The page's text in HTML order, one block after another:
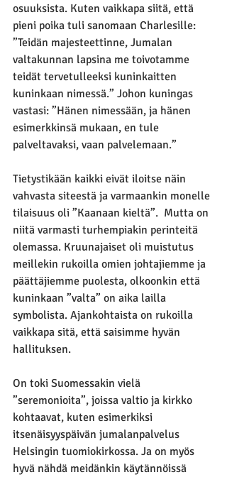
osuuksista. Kuten vaikkapa siitä, että
pieni poika tuli sanomaan Charlesille:
”Teidän majesteettinne, Jumalan
valtakunnan lapsina me toivotamme
teidät tervetulleeksi kuninkaitten
kuninkaan nimessä.” Johon kuningas
vastasi: ”Hänen nimessään, ja hänen
esimerkkinsä mukaan, en tule
palveltavaksi, vaan palvelemaan.”
Tietystikään kaikki eivät iloitse näin
vahvasta siteestä ja varmaankin monelle
tilaisuus oli ”Kaanaan kieltä”.  Mutta on
niitä varmasti turhempiakin perinteitä
olemassa. Kruunajaiset oli muistutus
meillekin rukoilla omien johtajiemme ja
päättäjiemme puolesta, olkoonkin että
kuninkaan ”valta” on aika lailla
symbolista. Ajankohtaista on rukoilla
vaikkapa sitä, että saisimme hyvän
hallituksen.
On toki Suomessakin vielä
”seremonioita”, joissa valtio ja kirkko
kohtaavat, kuten esimerkiksi
itsenäisyyspäivän jumalanpalvelus
Helsingin tuomiokirkossa. Ja on myös
hyvä nähdä meidänkin käytännöissä